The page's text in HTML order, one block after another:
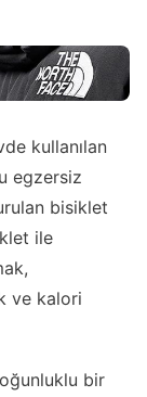
kullanılan
egzersiz
bisiklet
ile
ve kalori
bir